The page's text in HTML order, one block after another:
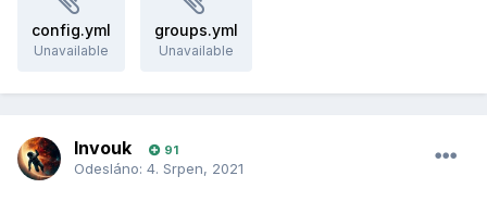
config.yml
Unavailable
groups.yml
Unavailable
Invouk 91
Odesláno: 4. Srpen, 2021